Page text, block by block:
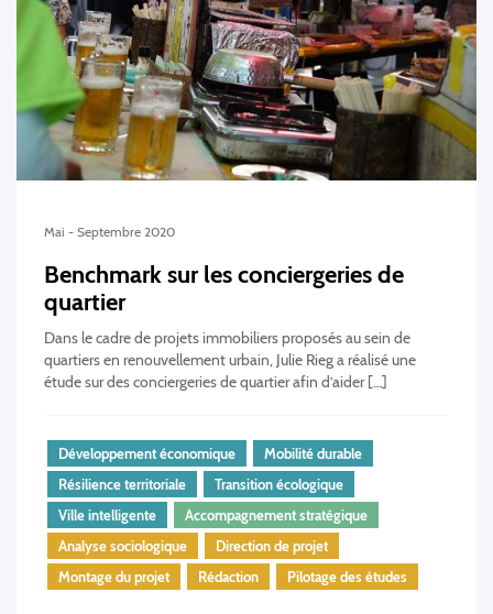
Mai - Septembre 2020
Benchmark sur les conciergeries de
quartier
Dans le cadre de projets immobiliers proposés au sein de
quartiers en renouvellement urbain, Julie Rieg a réalisé une
étude sur des conciergeries de quartier afin d’aider […]
Développement économique
Mobilité durable
Résilience territoriale
Transition écologique
Ville intelligente
Accompagnement stratégique
Analyse sociologique
Direction de projet
Montage du projet
Rédaction Pilotage des études